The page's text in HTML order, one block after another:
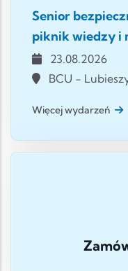
Senior
piknik wiedzy i
23.08.2026
BCU -
Więcej wydarzeń